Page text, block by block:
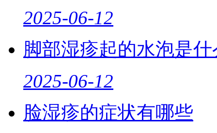
2025-06-12
脚部湿疹起的水泡是
2025-06-12
脸湿疹的症状有哪些